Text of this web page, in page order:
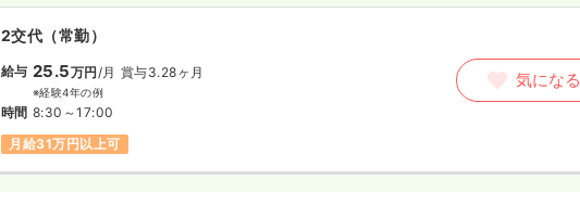
2交代（常勤）
給与 25.5万円 /月 賞与3.28ヶ月
※経験4年の例
時間 8:30～17:00
月給31万円以上可
気になる